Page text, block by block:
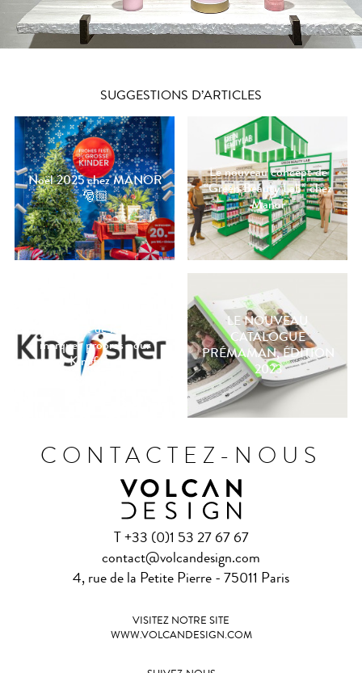
SUGGESTIONS D’ARTICLES
Noël 2025 chez MANOR
🎅🏼
Le nouveau concept de
“Green Beauty Lab” chez
Manor
Déploiement de la stratégie
marques propres pour
Kingfisher
LE NOUVEAU
CATALOGUE
PRÉMAMAN, ÉDITION
2023
CONTACTEZ-NOUS
T +33 (0)1 53 27 67 67
contact@volcandesign.com
4, rue de la Petite Pierre - 75011 Paris
VISITEZ NOTRE SITE
WWW.VOLCANDESIGN.COM